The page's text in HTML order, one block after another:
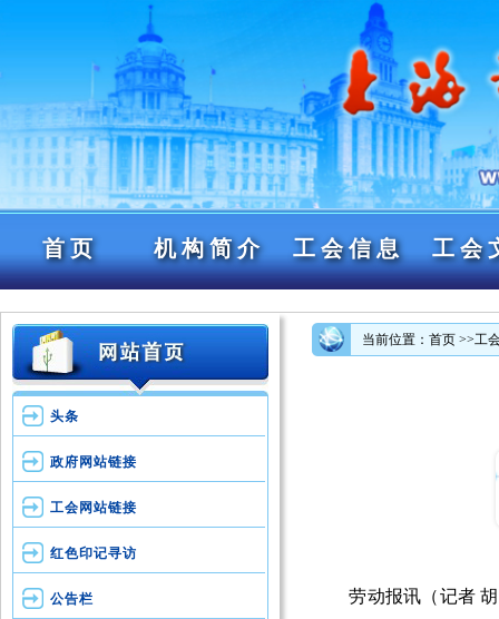
首页 机构简介 工会信息 工会
头条
政府网站链接
工会网站链接
红色印记寻访
公告栏
当前位置：首页 >>工
劳动报讯（记者 胡